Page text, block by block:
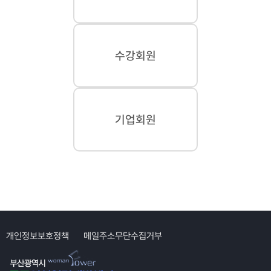
수강회원
기업회원
개인정보보호정책 메일주소무단수집거부